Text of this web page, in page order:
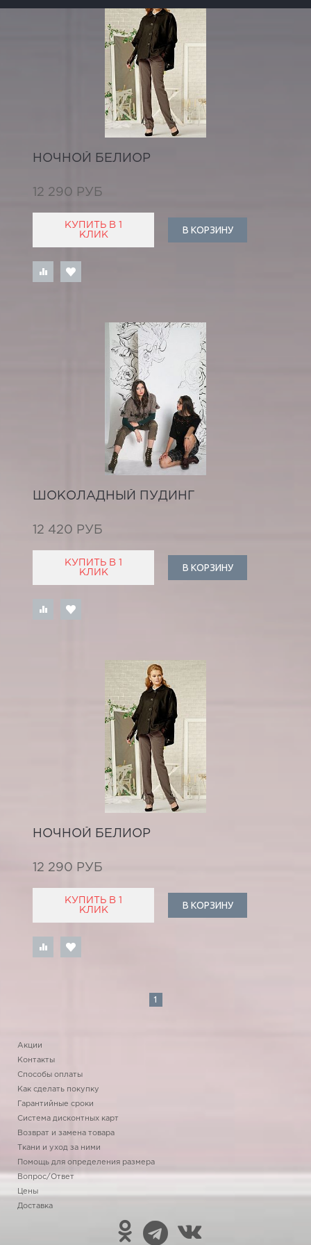
НОЧНОЙ БЕЛИОР
12 290 РУБ
КУПИТЬ В 1
КЛИК
В КОРЗИНУ
ШОКОЛАДНЫЙ ПУДИНГ
12 420 РУБ
КУПИТЬ В 1
КЛИК
В КОРЗИНУ
НОЧНОЙ БЕЛИОР
12 290 РУБ
КУПИТЬ В 1
КЛИК
В КОРЗИНУ
1
Акции
Контакты
Способы оплаты
Как сделать покупку
Гарантийные сроки
Система дисконтных карт
Возврат и замена товара
Ткани и уход за ними
Помощь для определения размера
Вопрос/Ответ
Цены
Доставка